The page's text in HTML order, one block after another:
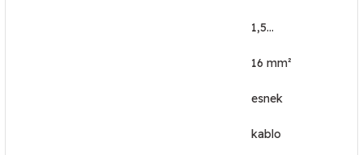
1,5…
16 mm²
esnek
kablo